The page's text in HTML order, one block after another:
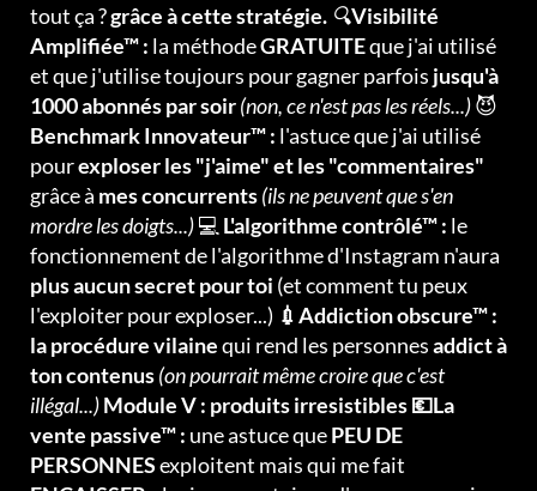
tout ça ?grâce à cette stratégie. 🔍Visibilité
Amplifiée™ : la méthodeGRATUITEque j'ai utilisé
et que j'utilise toujours pour gagner parfois jusqu'à
1000 abonnés par soir(non, ce n'est pas les réels...)😈
Benchmark Innovateur™ : l'astuce que j'ai utilisé
pourexploser les "j'aime" et les "commentaires"
grâce à mes concurrents(ils ne peuvent que s'en
mordre les doigts...)💻 L'algorithme contrôlé™ : le
fonctionnement de l'algorithme d'Instagram n'aura
plus aucun secret pour toi (et comment tu peux
l'exploiter pour exploser...) 💉Addiction obscure™ :
la procédure vilainequi rend les personnesaddict à
ton contenus(on pourrait même croire que c'est
illégal...)Module V : produits irresistibles 💶La
vente passive™ : une astuce quePEU DE
PERSONNESexploitent mais qui me fait